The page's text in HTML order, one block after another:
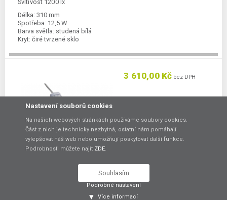
Svítivost 1200 lx
Délka: 310 mm
Spotřeba: 12,5 W
Barva světla: studená bílá
Kryt: čiré tvrzené sklo
LED osvětlení LUMIFA LF2B-B3P-ATHWW2-1M
Tenké LED osvětlení vhodné pro jakékoli aplikace
3 610,00 Kč bez DPH
Porovnat
Nastavení souborů cookies
Na našich webových stránkách používáme soubory cookies.
Část z nich je technicky nezbytná, ostatní nám pomáhají
vylepšovat náš web nebo umožňují poskytovat další funkce.
Podrobnosti můžete najít ZDE.
Souhlasím
Podrobné nastavení
Více informací